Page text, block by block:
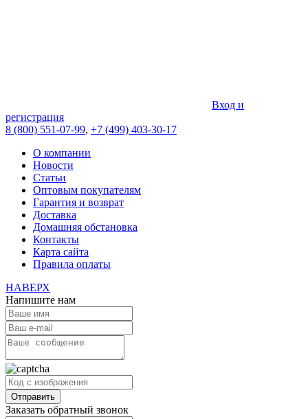
Вход и
регистрация
8 (800) 551-07-99, +7 (499) 403-30-17
О компании
Новости
Статьи
Оптовым покупателям
Гарантия и возврат
Доставка
Домашняя обстановка
Контакты
Карта сайта
Правила оплаты
НАВЕРХ
Напишите нам
Заказать обратный звонок